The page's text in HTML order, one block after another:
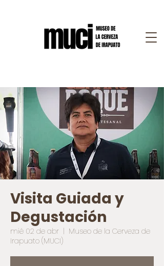
Visita Guiada y
Degustación
mié 02 de abr
  |
Museo de la Cerveza de
Irapuato (MUCI)